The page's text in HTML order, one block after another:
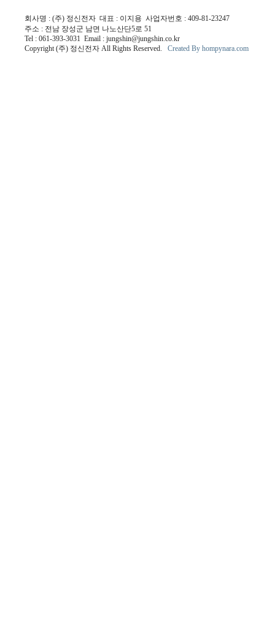
회사명 : (주) 정신전자 대표 : 이지용 사업자번호 : 409-81-23247
주소 : 전남 장성군 남면 나노산단5로 51
Tel : 061-393-3031 Email : jungshin@jungshin.co.kr
Copyright (주) 정신전자 All Rights Reserved. Created By hompynara.com